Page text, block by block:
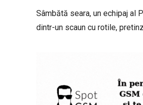
Sâmbătă seara, un echipaj al
dintr-un scaun cu rotile,